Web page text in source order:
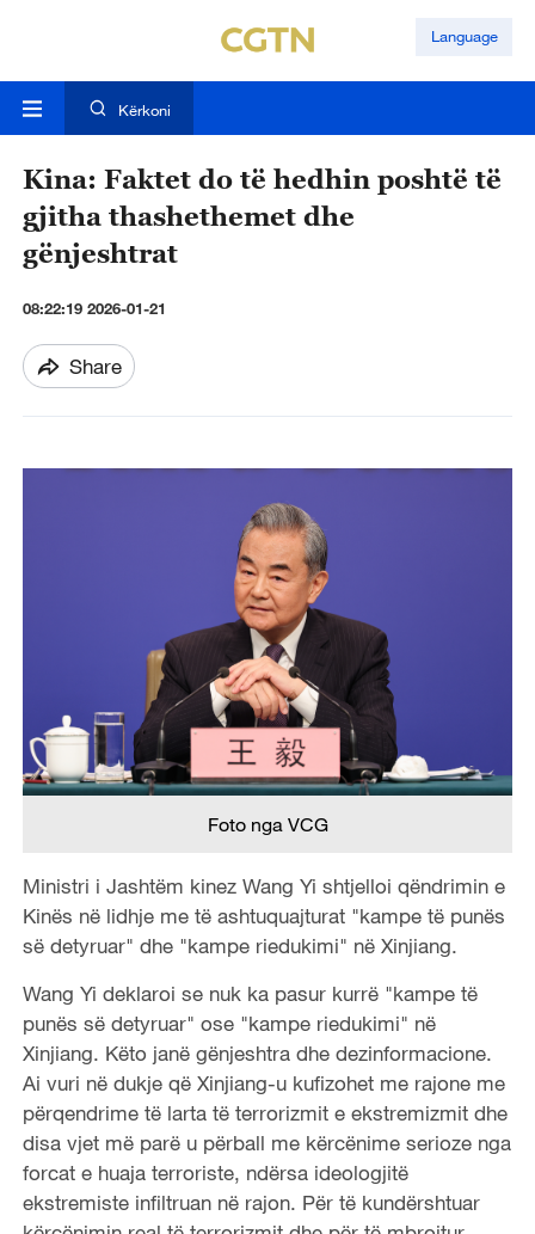
Language
Kërkoni
Kina: Faktet do të hedhin poshtë të
gjitha thashethemet dhe
gënjeshtrat
08:22:19 2026-01-21
Share
Foto nga VCG
Ministri i Jashtëm kinez Wang Yi shtjelloi qëndrimin e
Kinës në lidhje me të ashtuquajturat "kampe të punës
së detyruar" dhe "kampe riedukimi" në Xinjiang.
Wang Yi deklaroi se nuk ka pasur kurrë "kampe të
punës së detyruar" ose "kampe riedukimi" në
Xinjiang. Këto janë gënjeshtra dhe dezinformacione.
Ai vuri në dukje që Xinjiang-u kufizohet me rajone me
përqendrime të larta të terrorizmit e ekstremizmit dhe
disa vjet më parë u përball me kërcënime serioze nga
forcat e huaja terroriste, ndërsa ideologjitë
ekstremiste infiltruan në rajon. Për të kundërshtuar